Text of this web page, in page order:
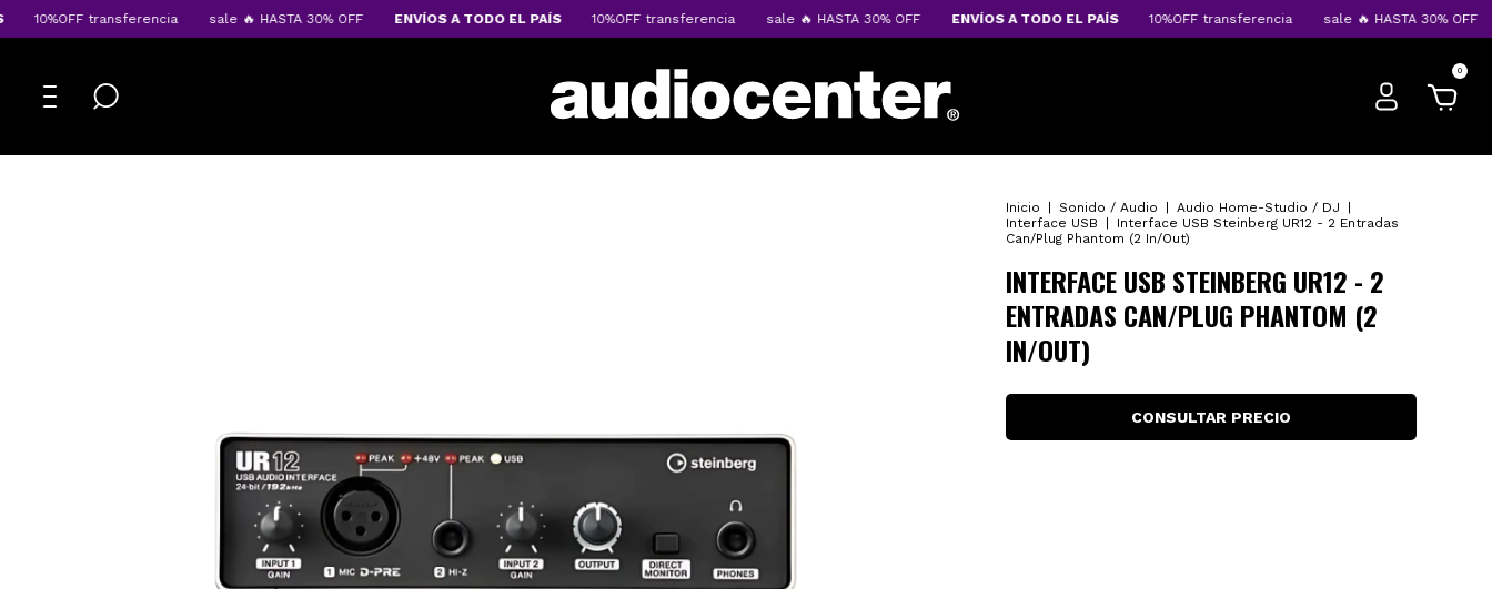
10%OFF transferencia sale 🔥 HASTA 30% OFF ENVÍOS A TODO EL PAÍS 10%OFF transferencia sale 🔥 HASTA 30% OFF ENVÍOS A TODO EL PAÍS 10%OFF transferencia sale 🔥 HASTA 30% OFF
0
Inicio Sonido / Audio Audio Home-Studio / DJ
Interface USB
Interface USB Steinberg UR12 - 2 Entradas
Can/Plug Phantom (2 In/Out)
INTERFACE USB STEINBERG UR12 - 2
ENTRADAS CAN/PLUG PHANTOM (2
IN/OUT)